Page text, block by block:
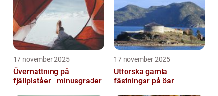
17 november 2025
Övernattning på
fjällplatåer i minusgrader
17 november 2025
Utforska gamla
fästningar på öar